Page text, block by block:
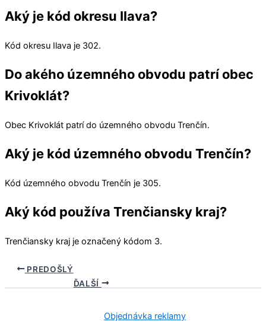
Aký je kód okresu Ilava?
Kód okresu Ilava je 302.
Do akého územného obvodu patrí obec
Krivoklát?
Obec Krivoklát patrí do územného obvodu Trenčín.
Aký je kód územného obvodu Trenčín?
Kód územného obvodu Trenčín je 305.
Aký kód používa Trenčiansky kraj?
Trenčiansky kraj je označený kódom 3.
PREDOŠLÝ
ĎALŠÍ
Objednávka reklamy